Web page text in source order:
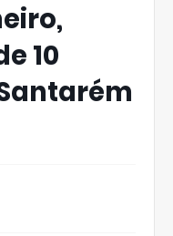
10